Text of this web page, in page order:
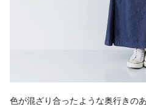
色が混ざり合ったような奥行きの